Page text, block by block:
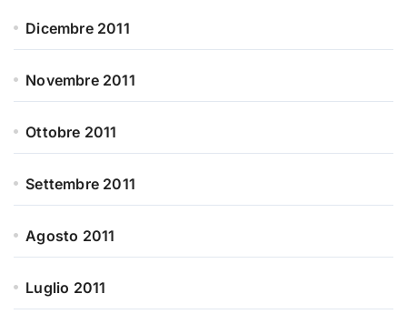
Dicembre 2011
Novembre 2011
Ottobre 2011
Settembre 2011
Agosto 2011
Luglio 2011